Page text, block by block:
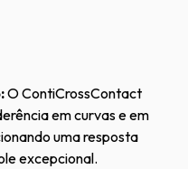
O ContiCrossContact
em curvas e em
uma resposta
excepcional.